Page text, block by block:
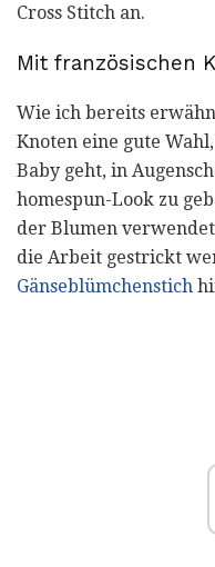
Cross Stitch an.
Mit französischen
Wie ich bereits
Knoten eine gute
Baby geht, in
homespun-Look zu
der Blumen
die Arbeit gestrickt
Gänseblümchenstich